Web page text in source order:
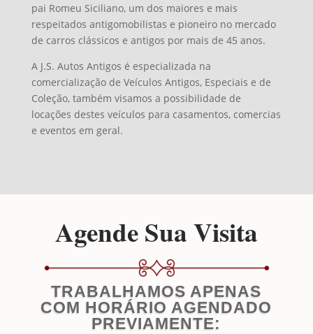
pai Romeu Siciliano, um dos maiores e mais
respeitados antigomobilistas e pioneiro no mercado
de carros clássicos e antigos por mais de 45 anos.
A J.S. Autos Antigos é especializada na
comercialização de Veículos Antigos, Especiais e de
Coleção, também visamos a possibilidade de
locações destes veículos para casamentos, comercias
e eventos em geral.
Agende Sua Visita
TRABALHAMOS APENAS
COM HORÁRIO AGENDADO
PREVIAMENTE: